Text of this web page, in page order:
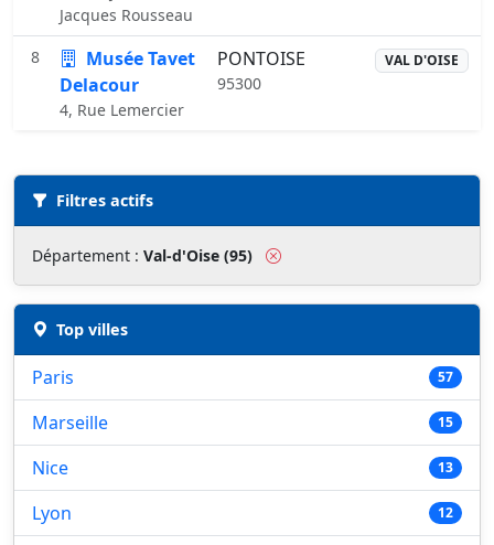
Jacques Rousseau
8
Musée Tavet
Delacour
4, Rue Lemercier
PONTOISE
95300
VAL D'OISE
Filtres actifs
Département : Val-d'Oise (95)
Top villes
Paris 57
Marseille 15
Nice 13
Lyon 12